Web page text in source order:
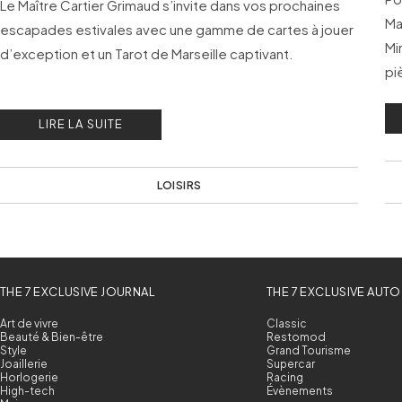
Le Maître Cartier Grimaud s’invite dans vos prochaines
escapades estivales avec une gamme de cartes à jouer
d’exception et un Tarot de Marseille captivant.
LIRE LA SUITE
LOISIRS
THE 7 EXCLUSIVE JOURNAL
Art de vivre
Beauté & Bien-être
Style
Joaillerie
Horlogerie
High-tech
THE 7 EXCLUSIVE AUTO
Classic
Restomod
Grand Tourisme
Supercar
Racing
Évènements